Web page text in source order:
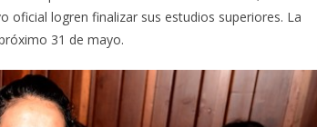
oficial logren finalizar sus estudios superiores. La
31 de mayo.